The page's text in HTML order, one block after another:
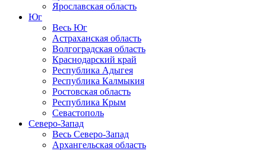
Ярославская область
Юг
Весь Юг
Астраханская область
Волгоградская область
Краснодарский край
Республика Адыгея
Республика Калмыкия
Ростовская область
Республика Крым
Севастополь
Северо-Запад
Весь Северо-Запад
Архангельская область